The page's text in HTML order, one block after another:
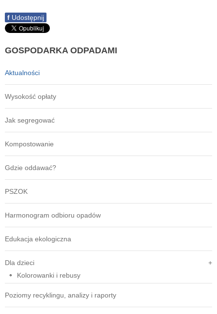
f Udostępnij
GOSPODARKA ODPADAMI
Aktualności
Wysokość opłaty
Jak segregować
Kompostowanie
Gdzie oddawać?
PSZOK
Harmonogram odbioru opadów
Edukacja ekologiczna
Dla dzieci
Kolorowanki i rebusy
Poziomy recyklingu, analizy i raporty